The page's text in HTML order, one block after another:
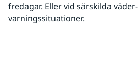
fredagar. Eller vid särskilda
varningssituationer.